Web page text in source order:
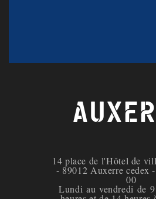
14 place de l'Hôtel de
- 89012 Auxerre cedex
00
Lundi au vendredi de 9